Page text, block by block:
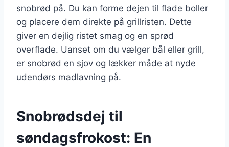
snobrød på. Du kan forme dejen til flade boller
og placere dem direkte på grillristen. Dette
giver en dejlig ristet smag og en sprød
overflade. Uanset om du vælger bål eller grill,
er snobrød en sjov og lækker måde at nyde
udendørs madlavning på.
Snobrødsdej til
søndagsfrokost: En